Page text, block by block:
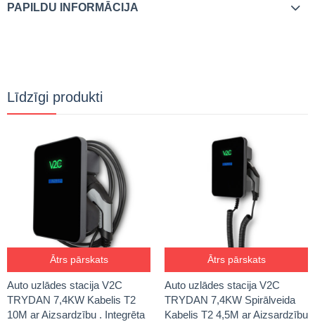
PAPILDU INFORMĀCIJA
Līdzīgi produkti
Ātrs pārskats
Auto uzlādes stacija V2C
TRYDAN 7,4KW Kabelis T2
10M ar Aizsardzību . Integrēta
Ātrs pārskats
Auto uzlādes stacija V2C
TRYDAN 7,4KW Spirālveida
Kabelis T2 4,5M ar Aizsardzību